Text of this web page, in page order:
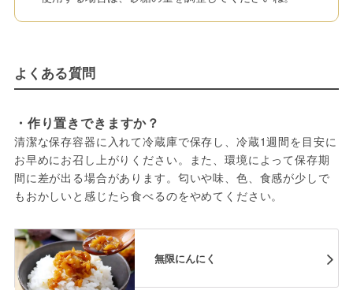
よくある質問
・作り置きできますか？
清潔な保存容器に入れて冷蔵庫で保存し、冷蔵1週間を目安に
お早めにお召し上がりください。また、環境によって保存期
間に差が出る場合があります。匂いや味、色、食感が少しで
もおかしいと感じたら食べるのをやめてください。
無限にんにく